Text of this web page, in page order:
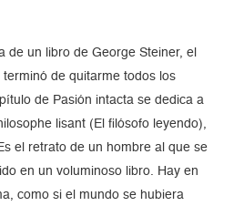
de un libro de George Steiner, el
de quitarme todos los
de Pasión intacta se dedica a
lisant (El filósofo leyendo),
el retrato de un hombre al que se
en un voluminoso libro. Hay en
como si el mundo se hubiera